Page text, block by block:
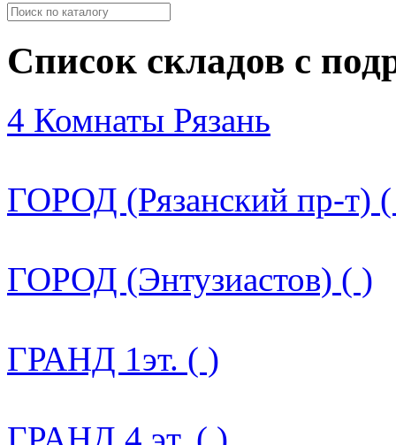
Список складов с
4 Комнаты Рязань
ГОРОД (Рязанский пр-т)
ГОРОД (Энтузиастов) ( )
ГРАНД 1эт. ( )